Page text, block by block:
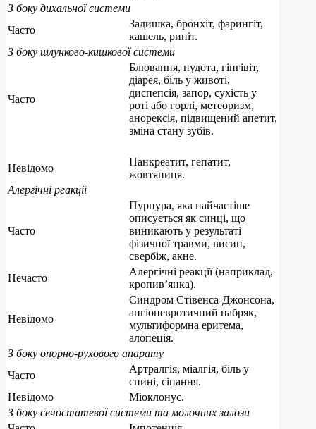
З боку дихальної системи
Часто
Задишка, бронхіт, фарингіт,
кашель, риніт.
З боку шлунково-кишкової системи
Часто
Блювання, нудота, гінгівіт,
діарея, біль у животі,
диспепсія, запор, сухість у
роті або горлі, метеоризм,
анорексія, підвищений апетит,
зміна стану зубів.
Невідомо
Панкреатит, гепатит,
жовтяниця.
Алергічні реакції
Часто
Пурпура, яка найчастіше
описується як синці, що
виникають у результаті
фізичної травми, висип,
свербіж, акне.
Нечасто
Алергічні реакції (наприклад,
кропив’янка).
Невідомо
Синдром Стівенса-Джонсона,
ангіоневротичний набряк,
мультиформна еритема,
алопеція.
З боку опорно-рухового апарату
Часто
Артралгія, міалгія, біль у
спині, сіпання.
Невідомо
Міоклонус.
З боку сечостатевої системи та молочних залози